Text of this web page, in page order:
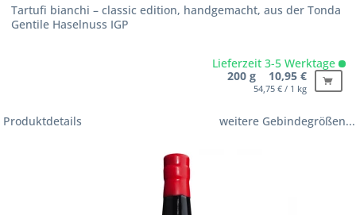
Tartufi bianchi – classic edition, handgemacht, aus der Tonda
Gentile Haselnuss IGP
Lieferzeit 3-5 Werktage
200 g 10,95 €
54,75 € / 1 kg
Produktdetails weitere Gebindegrößen...